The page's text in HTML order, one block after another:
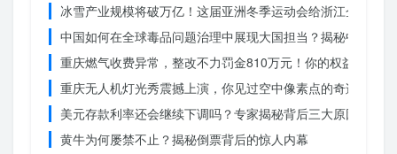
冰雪产业规模将破万亿！这届亚洲冬季运动会给浙江企业带
中国如何在全球毒品问题治理中展现大国担当？揭秘中国方
重庆燃气收费异常，整改不力罚金810万元！你的权益被侵犯
重庆无人机灯光秀震撼上演，你见过空中像素点的奇迹吗？
美元存款利率还会继续下调吗？专家揭秘背后三大原因
黄牛为何屡禁不止？揭秘倒票背后的惊人内幕